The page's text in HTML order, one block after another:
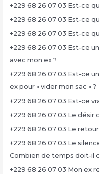
+229 68 26 07 03 Est-ce
+229 68 26 07 03 Est-ce
+229 68 26 07 03 Est-ce
+229 68 26 07 03 Est-ce
avec mon ex ?
+229 68 26 07 03 Est-ce
ex pour « vider mon sac » ?
+229 68 26 07 03 Est-ce
+229 68 26 07 03 Le désir
+229 68 26 07 03 Le
+229 68 26 07 03 Le
Combien de temps doit-il
+229 68 26 07 03 Mon ex